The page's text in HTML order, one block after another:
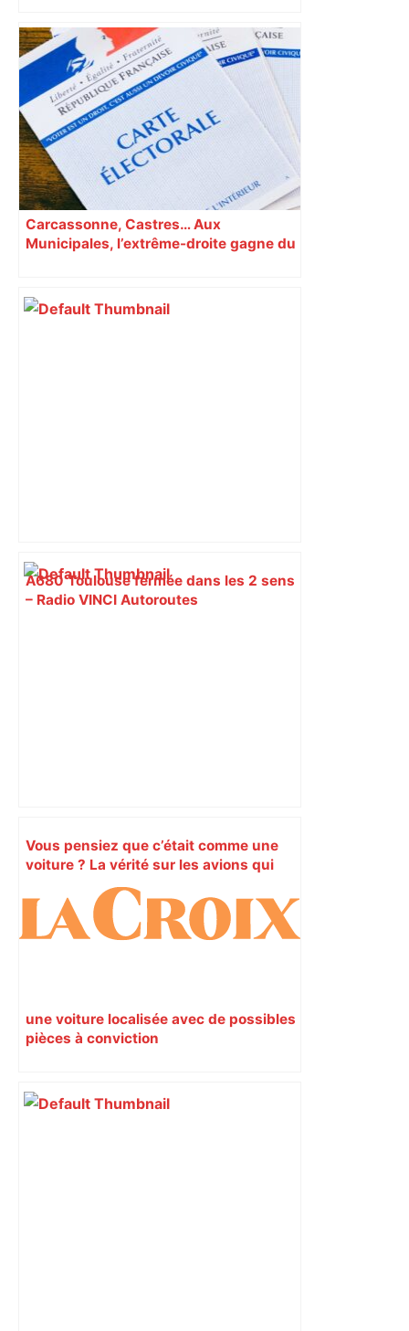
Carcassonne, Castres… Aux
Municipales, l’extrême-droite gagne du
A680 Toulouse fermée dans les 2 sens
– Radio VINCI Autoroutes
Vous pensiez que c’était comme une
voiture ? La vérité sur les avions qui
reculent – ici.fr
une voiture localisée avec de possibles
pièces à conviction